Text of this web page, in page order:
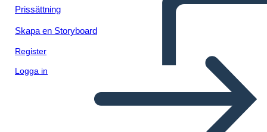
Prissättning
Skapa en Storyboard
Register
Logga in